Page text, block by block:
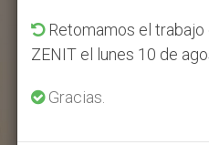
Retomamos el trabajo
ZENIT el lunes 10 de
Gracias.